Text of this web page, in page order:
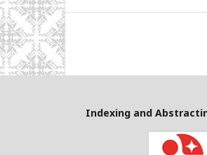
Indexing and